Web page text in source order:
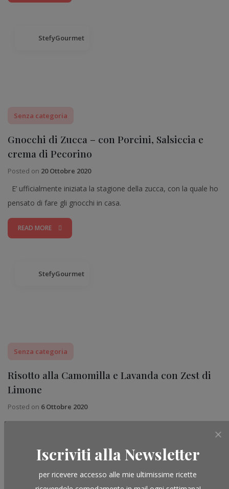
Iscriviti alla Newsletter
per ricevere accesso alle mie ultimissime ricette
StefyGourmet
Senza categoria
Gnocchi di Zucca – con Porcini, Salsiccia e
crema di Pecorino
Posted on 20 Ottobre 2020
E’ ufficialmente iniziata la stagione della zucca, con la quale ho
pensato di fare gli gnocchi in casa.
READ MORE
StefyGourmet
Senza categoria
Risotto alla Camomilla e Lavanda con Zest di
Limone
Posted on 6 Ottobre 2020